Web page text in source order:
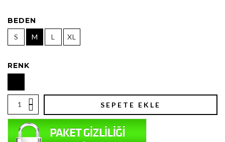
BEDEN
S M L XL
RENK
SEPETE EKLE